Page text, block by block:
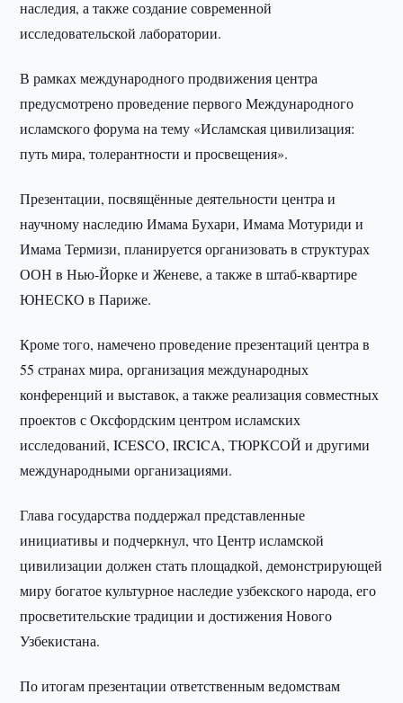
наследия, а также создание современной
исследовательской лаборатории.
В рамках международного продвижения центра
предусмотрено проведение первого Международного
исламского форума на тему «Исламская цивилизация:
путь мира, толерантности и просвещения».
Презентации, посвящённые деятельности центра и
научному наследию Имама Бухари, Имама Мотуриди и
Имама Термизи, планируется организовать в структурах
ООН в Нью-Йорке и Женеве, а также в штаб-квартире
ЮНЕСКО в Париже.
Кроме того, намечено проведение презентаций центра в
55 странах мира, организация международных
конференций и выставок, а также реализация совместных
проектов с Оксфордским центром исламских
исследований, ICESCO, IRCICA, ТЮРКСОЙ и другими
международными организациями.
Глава государства поддержал представленные
инициативы и подчеркнул, что Центр исламской
цивилизации должен стать площадкой, демонстрирующей
миру богатое культурное наследие узбекского народа, его
просветительские традиции и достижения Нового
Узбекистана.
По итогам презентации ответственным ведомствам